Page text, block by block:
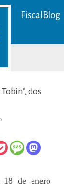
FiscalBlog
Tobin”, dos
Google”
y
esa
Tobin”,
18 de enero